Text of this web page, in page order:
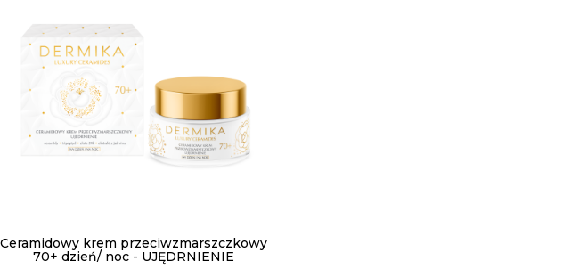
Ceramidowy krem przeciwzmarszczkowy
70+ dzień/ noc - UJĘDRNIENIE